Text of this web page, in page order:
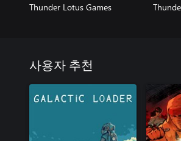
Thunder Lotus Games
사용자 추천